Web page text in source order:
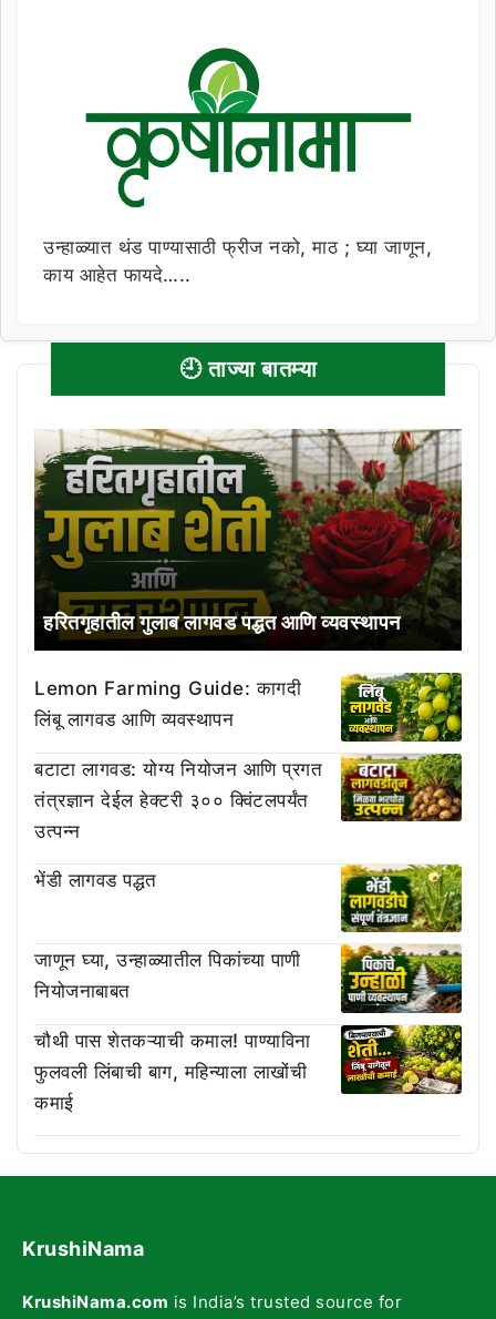
उन्हाळ्यात थंड पाण्यासाठी फ्रीज नको, माठ ; घ्या जाणून,
काय आहेत फायदे…..
🕘 ताज्या बातम्या
हरितगृहातील गुलाब लागवड पद्धत आणि व्यवस्थापन
Lemon Farming Guide: कागदी
लिंबू लागवड आणि व्यवस्थापन
बटाटा लागवड: योग्य नियोजन आणि प्रगत
तंत्रज्ञान देईल हेक्टरी ३०० क्विंटलपर्यंत
उत्पन्न
भेंडी लागवड पद्धत
जाणून घ्या, उन्हाळ्यातील पिकांच्या पाणी
नियोजनाबाबत
चौथी पास शेतकऱ्याची कमाल! पाण्याविना
फुलवली लिंबाची बाग, महिन्याला लाखोंची
कमाई
KrushiNama
KrushiNama.com is India’s trusted source for